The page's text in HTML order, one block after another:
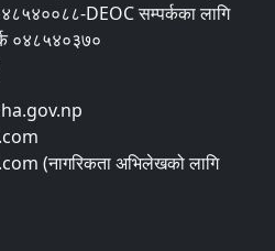
DEOC सम्पर्कका लागि
०४८५४०३७०
(नागरिकता अभिलेखको लागि